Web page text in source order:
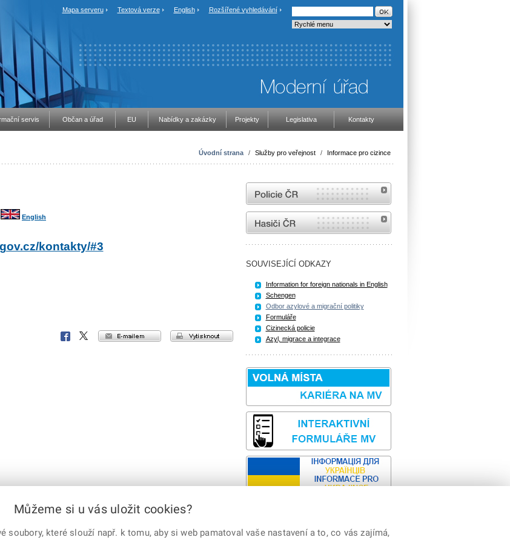
Mapa serveru Textová verze English Rozšířené vyhledávání
servis Občan a úřad EU Nabídky a zakázky Projekty Legislativa Kontakty
Úvodní strana / Služby pro veřejnost / Informace pro cizince
English
kontakty/#3
vytisknout
e-mailem
X
Facebook
internetové stránky Policie ČR
internetové stránky Hasiči ČR
SOUVISEJÍCÍ ODKAZY
Information for foreign nationals in English
Schengen
Odbor azylové a migrační politiky
Formuláře
Cizinecká policie
Azyl, migrace a integrace
Můžeme si u vás uložit cookies?
soubory, které slouží např. k tomu, aby si web pamatoval vaše nastavení a to, co vás zajímá,